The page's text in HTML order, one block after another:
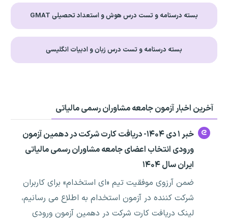
بسته درسنامه و تست درس هوش و استعداد تحصیلی GMAT
بسته درسنامه و تست درس زبان و ادبیات انگلیسی
آخرین اخبار آزمون جامعه مشاوران رسمی مالیاتی
خبر ۱ دی ۱۴۰۴- دریافت کارت شرکت در دهمین آزمون
ورودی انتخاب اعضای جامعه مشاوران رسمی مالیاتی
ایران سال ۱۴۰۴
ضمن آرزوی موفقیت تیم «ای استخدام» برای کاربران
شرکت کننده در آزمون استخدام به اطلاع می رسانیم،
لینک دریافت کارت شرکت در دهمین آزمون ورودی